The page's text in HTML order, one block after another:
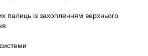
палиць із захопленням верхнього